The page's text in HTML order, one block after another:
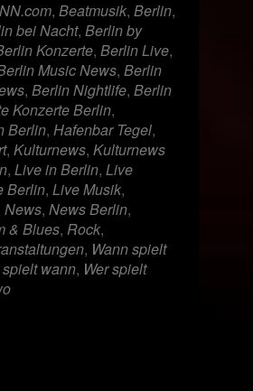
, Beatmusik, Berlin,
bei Nacht, Berlin by
Konzerte, Berlin Live,
Music News, Berlin
, Berlin Nightlife, Berlin
Konzerte Berlin,
Berlin, Hafenbar Tegel,
, Kulturnews, Kulturnews
, Live in Berlin, Live
Berlin, Live Musik,
News, News Berlin,
& Blues, Rock,
, Wann spielt
spielt wann, Wer spielt